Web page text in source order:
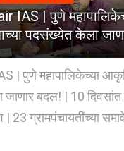
IAS | पुणे
पदसंख्येत केला
| पुणे महापालिकेच्या
बदल! | 10 दिवसांत
ग्रामपंचायतींच्या